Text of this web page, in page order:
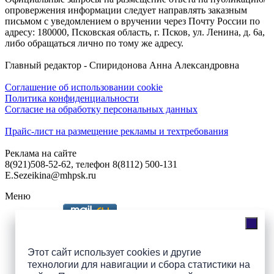
Этот сайт использует cookies и другие
технологии для навигации и сбора статистики на
опровержения информации следует направлять заказным
письмом с уведомлением о вручении через Почту России по
адресу: 180000, Псковская область, г. Псков, ул. Ленина, д. 6а,
либо обращаться лично по тому же адресу.
Главный редактор - Спиридонова Анна Александровна
Соглашение об использовании cookie
Политика конфиденциальности
Согласие на обработку персональных данных
Прайс-лист на размещение рекламы и техтребования
Реклама на сайте
8(921)508-52-62, телефон 8(8112) 500-131
E.Sezeikina@mhpsk.ru
Меню